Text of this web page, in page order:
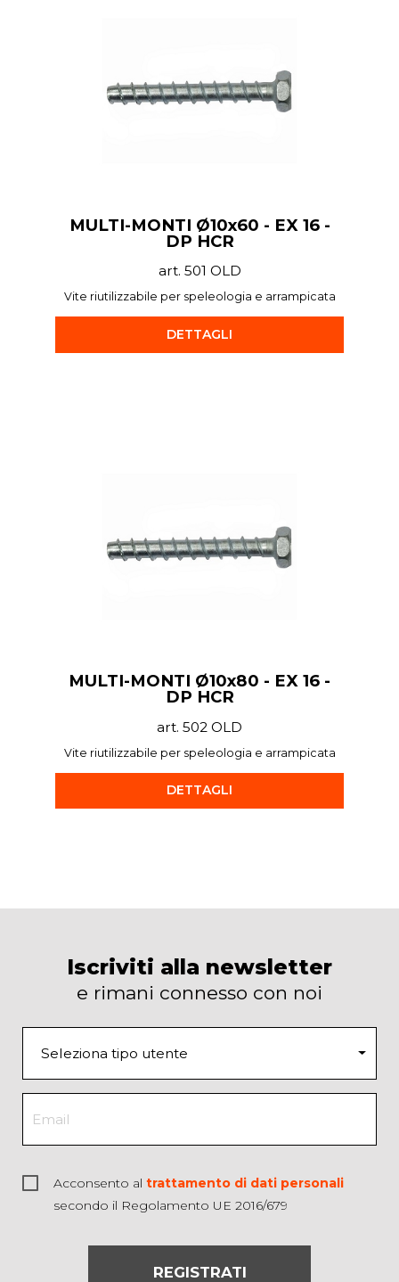
MULTI-MONTI Ø10x60 - EX 16 -
DP HCR
art. 501 OLD
Vite riutilizzabile per speleologia e arrampicata
DETTAGLI
MULTI-MONTI Ø10x80 - EX 16 -
DP HCR
art. 502 OLD
Vite riutilizzabile per speleologia e arrampicata
DETTAGLI
Iscriviti alla newsletter
e rimani connesso con noi
Acconsento al trattamento di dati personali
secondo il Regolamento UE 2016/679
REGISTRATI